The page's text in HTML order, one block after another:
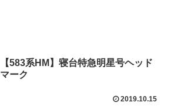
【583系HM】寝台特急明星号ヘッド
マーク
2019.10.15